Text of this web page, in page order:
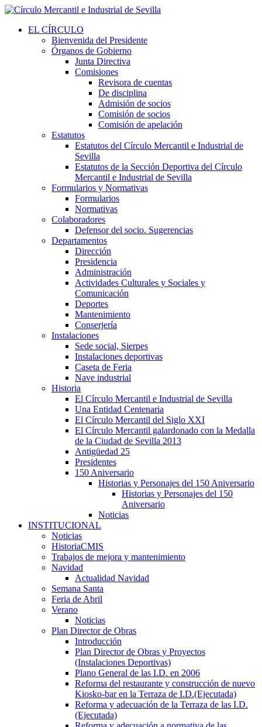
EL CÍRCULO
Bienvenida del Presidente
Órganos de Gobierno
Junta Directiva
Comisiones
Revisora de cuentas
De disciplina
Admisión de socios
Comisión de socios
Comisión de apelación
Estatutos
Estatutos del Círculo Mercantil e Industrial de
Sevilla
Estatutos de la Sección Deportiva del Círculo
Mercantil e Industrial de Sevilla
Formularios y Normativas
Formularios
Normativas
Colaboradores
Defensor del socio. Sugerencias
Departamentos
Dirección
Presidencia
Administración
Actividades Culturales y Sociales y
Comunicación
Deportes
Mantenimiento
Conserjería
Instalaciones
Sede social, Sierpes
Instalaciones deportivas
Caseta de Feria
Nave industrial
Historia
El Círculo Mercantil e Industrial de Sevilla
Una Entidad Centenaria
El Círculo Mercantil del Siglo XXI
El Círculo Mercantil galardonado con la Medalla
de la Ciudad de Sevilla 2013
Antigüedad 25
Presidentes
150 Aniversario
Historias y Personajes del 150 Aniversario
Historias y Personajes del 150
Aniversario
Noticias
INSTITUCIONAL
Noticias
HistoriaCMIS
Trabajos de mejora y mantenimiento
Navidad
Actualidad Navidad
Semana Santa
Feria de Abril
Verano
Noticias
Plan Director de Obras
Introducción
Plan Director de Obras y Proyectos
(Instalaciones Deportivas)
Plano General de las I.D. en 2006
Reforma del restaurante y construcción de nuevo
Kiosko-bar en la Terraza de I.D.(Ejecutada)
Reforma y adecuación de la Terraza de las I.D.
(Ejecutada)